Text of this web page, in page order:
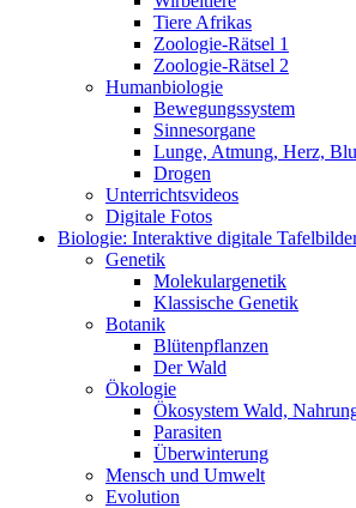
Tiere Afrikas
Zoologie-Rätsel 1
Zoologie-Rätsel 2
Humanbiologie
Bewegungssystem
Sinnesorgane
Lunge, Atmung, Herz,
Drogen
Unterrichtsvideos
Digitale Fotos
Biologie: Interaktive digitale
Genetik
Molekulargenetik
Klassische Genetik
Botanik
Blütenpflanzen
Der Wald
Ökologie
Ökosystem Wald,
Parasiten
Überwinterung
Mensch und Umwelt
Evolution